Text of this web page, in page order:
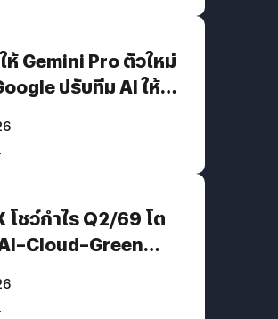
ห้ Gemini Pro ตัวใหม่
ปรับทีม AI ให้
โชว์กำไร Q2/69 โต
เร่งเครื่อง New